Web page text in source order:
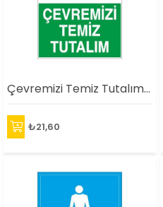
Çevremizi Temiz Tutalım Uyarı Levhası
₺21,60